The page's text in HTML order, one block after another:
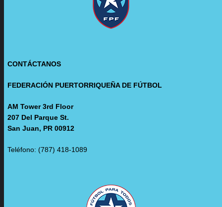
CONTÁCTANOS
FEDERACIÓN PUERTORRIQUEÑA DE FÚTBOL
AM Tower 3rd Floor
207 Del Parque St.
San Juan, PR 00912
Teléfono: (787) 418-1089